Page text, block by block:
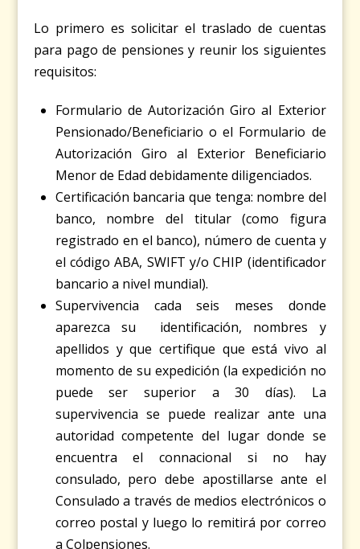
Lo primero es solicitar el traslado de cuentas
para pago de pensiones y reunir los siguientes
requisitos:
Formulario de Autorización Giro al Exterior
Pensionado/Beneficiario o el Formulario de
Autorización Giro al Exterior Beneficiario
Menor de Edad debidamente diligenciados.
Certificación bancaria que tenga: nombre del
banco, nombre del titular (como figura
registrado en el banco), número de cuenta y
el código ABA, SWIFT y/o CHIP (identificador
bancario a nivel mundial).
Supervivencia cada seis meses donde
aparezca su identificación, nombres y
apellidos y que certifique que está vivo al
momento de su expedición (la expedición no
puede ser superior a 30 días). La
supervivencia se puede realizar ante una
autoridad competente del lugar donde se
encuentra el connacional si no hay
consulado, pero debe apostillarse ante el
Consulado a través de medios electrónicos o
correo postal y luego lo remitirá por correo
a Colpensiones.